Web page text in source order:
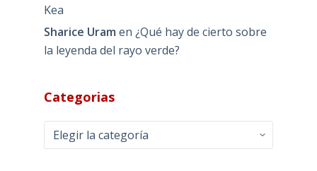
Kea
Sharice Uram en ¿Qué hay de cierto sobre
la leyenda del rayo verde?
Categorias
Categorias